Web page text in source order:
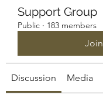
Support Group
Public · 183 members
Join
Discussion Media